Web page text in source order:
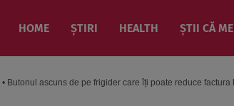
HOME ȘTIRI HEALTH ȘTII CĂ
• Butonul ascuns de pe frigider care îți poate reduce